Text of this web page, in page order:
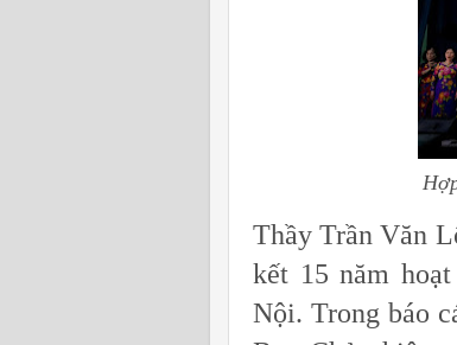
Thầy Trần Văn
kết 15 năm
Nội. Trong báo